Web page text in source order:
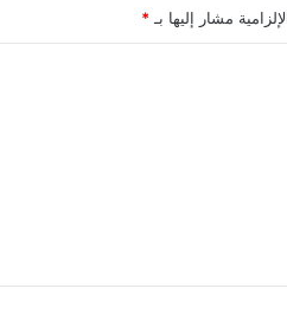
مشار إليها بـ *